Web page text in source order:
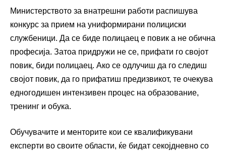
Министерството за внатрешни работи распишува
конкурс за прием на униформирани полициски
службеници. Да се биде полицаец е повик а не обична
професија. Затоа придружи не се, прифати го својот
повик, биди полицаец. Ако се одлучиш да го следиш
својот повик, да го прифатиш предизвикот, те очекува
едногодишен интензивен процес на образование,
тренинг и обука.
Обучувачите и менторите кои се квалификувани
експерти во своите области, ќе бидат секојдневно со